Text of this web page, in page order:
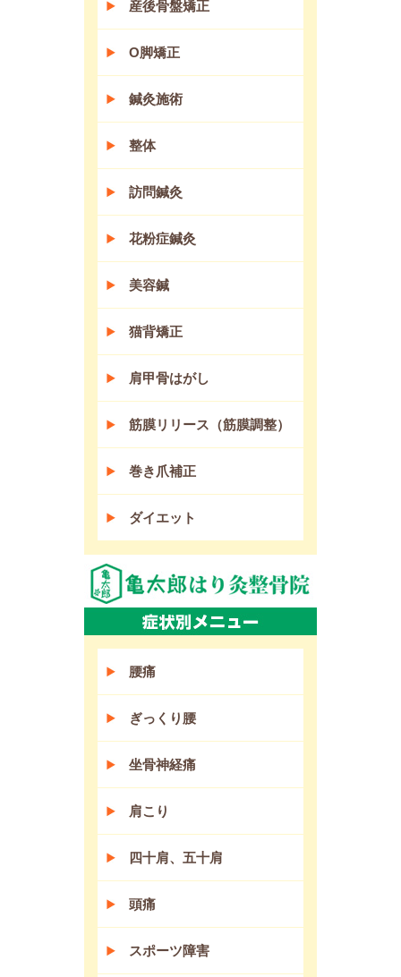
産後骨盤矯正
O脚矯正
鍼灸施術
整体
訪問鍼灸
花粉症鍼灸
美容鍼
猫背矯正
肩甲骨はがし
筋膜リリース（筋膜調整）
巻き爪補正
ダイエット
腰痛
ぎっくり腰
坐骨神経痛
肩こり
四十肩、五十肩
頭痛
スポーツ障害